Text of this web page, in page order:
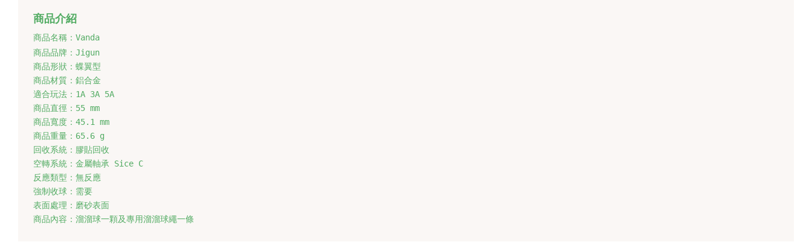
商品介紹
商品名稱：Vanda
商品品牌：Jigun
商品形狀：蝶翼型
商品材質：鋁合金
適合玩法：1A 3A 5A
商品直徑：55 mm
商品寬度：45.1 mm
商品重量：65.6 g
回收系統：膠貼回收
空轉系統：金屬軸承 Sice C
反應類型：無反應
強制收球：需要
表面處理：磨砂表面
商品內容：溜溜球一顆及專用溜溜球繩一條